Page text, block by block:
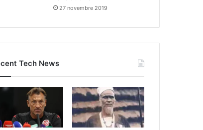
27 novembre 2019
Tech News